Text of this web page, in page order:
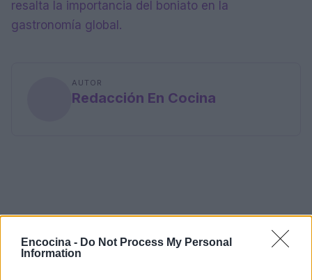
Encocina - Do Not Process My Personal
Information
resalta la importancia del boniato en la
gastronomía global.
AUTOR
Redacción En Cocina